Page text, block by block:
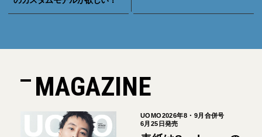
MAGAZINE
UOMO2026年8・9月合併号
6月25日発売